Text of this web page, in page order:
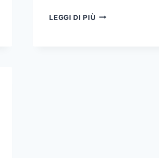
LEGGI DI PIÙ ETAGERE